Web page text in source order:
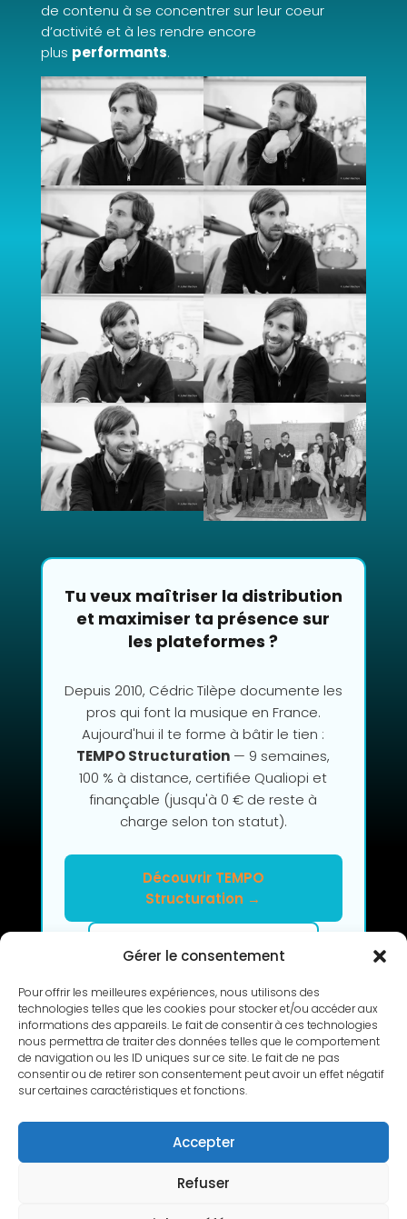
Gérer le consentement
Pour offrir les meilleures expériences, nous utilisons des
technologies telles que les cookies pour stocker et/ou accéder aux
informations des appareils. Le fait de consentir à ces technologies
nous permettra de traiter des données telles que le comportement
de navigation ou les ID uniques sur ce site. Le fait de ne pas
consentir ou de retirer son consentement peut avoir un effet négatif
sur certaines caractéristiques et fonctions.
Accepter
Refuser
de contenu à se concentrer sur leur coeur
d’activité et à les rendre encore
plus performants.
Tu veux maîtriser la distribution
et maximiser ta présence sur
les plateformes ?
Depuis 2010, Cédric Tilèpe documente les
pros qui font la musique en France.
Aujourd'hui il te forme à bâtir le tien :
TEMPO Structuration — 9 semaines,
100 % à distance, certifiée Qualiopi et
finançable (jusqu'à 0 € de reste à
charge selon ton statut).
Découvrir TEMPO
Structuration →
Clarifier mon projet en 2h
RETOUR